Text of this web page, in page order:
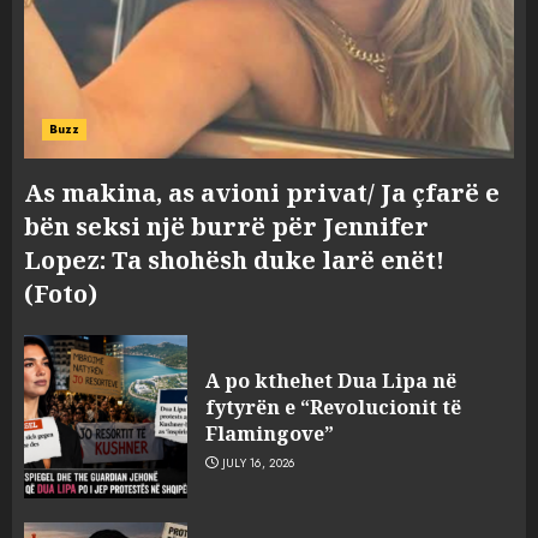
Buzz
As makina, as avioni privat/ Ja çfarë e
bën seksi një burrë për Jennifer
Lopez: Ta shohësh duke larë enët!
(Foto)
A po kthehet Dua Lipa në
fytyrën e “Revolucionit të
Flamingove”
JULY 16, 2026
3
tetë radhazi kundër shkrirjes
me Lushnjen! Qytetarët
mbledhin firma për të
nënshkruar një peticion